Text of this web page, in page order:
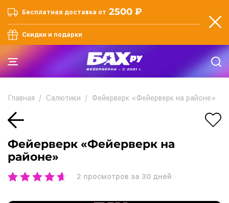
Бесплатная доставка от 2500 ₽
Скидки и подарки
Главная Салютики Фейерверк «Фейерверк на районе»
Фейерверк «Фейерверк на
районе»
2 просмотров за 30 дней